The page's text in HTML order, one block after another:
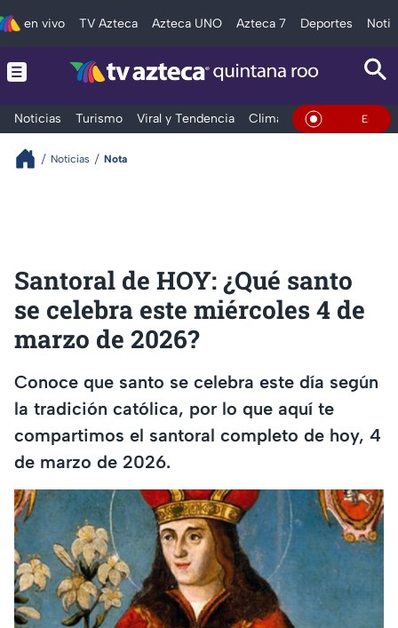
en vivo TV Azteca Azteca UNO Azteca 7 Deportes
Noticias Turismo Viral y Tendencia Clima Tráfico En Vivo
Noticias Nota
Santoral de HOY: ¿Qué santo
se celebra este miércoles 4 de
marzo de 2026?
Conoce que santo se celebra este día según
la tradición católica, por lo que aquí te
compartimos el santoral completo de hoy, 4
de marzo de 2026.